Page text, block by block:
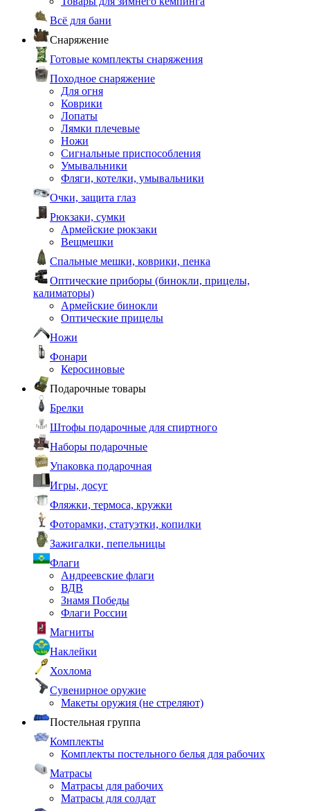
Всё для бани
Снаряжение
Готовые комплекты снаряжения
Походное снаряжение
Для огня
Коврики
Лопаты
Лямки плечевые
Ножи
Сигнальные приспособления
Умывальники
Фляги, котелки, умывальники
Очки, защита глаз
Рюкзаки, сумки
Армейские рюкзаки
Вещмешки
Спальные мешки, коврики, пенка
Оптические приборы (бинокли, прицелы,
калиматоры)
Армейские бинокли
Оптические прицелы
Ножи
Фонари
Керосиновые
Подарочные товары
Брелки
Штофы подарочные для спиртного
Наборы подарочные
Упаковка подарочная
Игры, досуг
Фляжки, термоса, кружки
Фоторамки, статуэтки, копилки
Зажигалки, пепельницы
Флаги
Андреевские флаги
ВДВ
Знамя Победы
Флаги России
Магниты
Наклейки
Хохлома
Сувенирное оружие
Макеты оружия (не стреляют)
Постельная группа
Комплекты
Комплекты постельного белья для рабочих
Матрасы
Матрасы для рабочих
Матрасы для солдат